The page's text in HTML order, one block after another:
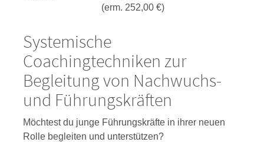
(erm. 252,00 €)
Systemische
Coachingtechniken zur
Begleitung von Nachwuchs-
und Führungskräften
Möchtest du junge Führungskräfte in ihrer neuen
Rolle begleiten und unterstützen?